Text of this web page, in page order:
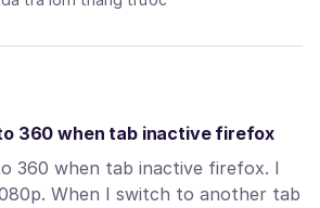
360 when tab inactive firefox
360 when tab inactive firefox. I
When I switch to another tab